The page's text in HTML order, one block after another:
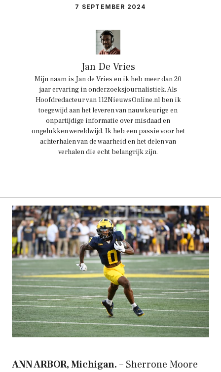
7 SEPTEMBER 2024
Jan De Vries
Mijn naam is Jan de Vries en ik heb meer dan 20
jaar ervaring in onderzoeksjournalistiek. Als
Hoofdredacteur van 112NieuwsOnline.nl ben ik
toegewijd aan het leveren van nauwkeurige en
onpartijdige informatie over misdaad en
ongelukken wereldwijd. Ik heb een passie voor het
achterhalen van de waarheid en het delen van
verhalen die echt belangrijk zijn.
ANN ARBOR, Michigan. – Sherrone Moore